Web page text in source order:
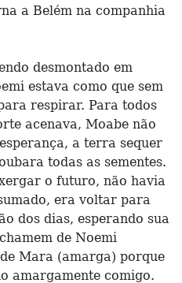
a Belém na companhia
desmontado em
estava como que sem
respirar. Para todos
acenava, Moabe não
a terra sequer
todas as sementes.
o futuro, não havia
era voltar para
dos dias, esperando sua
de Noemi
Mara (amarga) porque
amargamente comigo.